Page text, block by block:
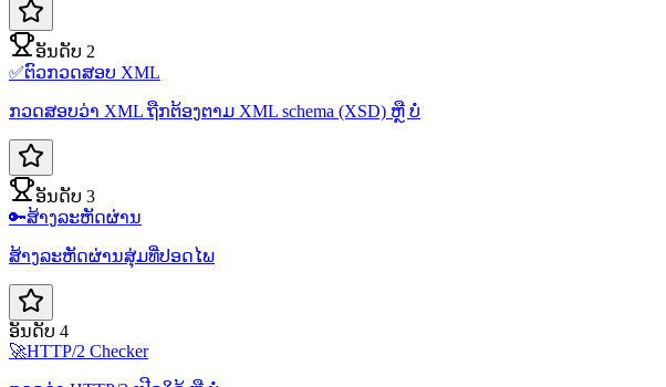
ອັນດັບ 2
✅ຕົວກວດສອບ XML
ກວດສອບວ່າ XML ຖືກຕ້ອງຕາມ XML schema (XSD) ຫຼື ບໍ່
ອັນດັບ 3
🔑ສ້າງລະຫັດຜ່ານ
ສ້າງລະຫັດຜ່ານສຸ່ມທີ່ປອດໄພ
ອັນດັບ 4
🚀HTTP/2 Checker